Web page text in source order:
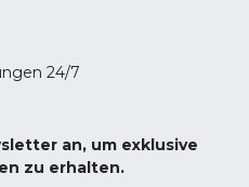
24/7
an, um exklusive
zu erhalten.